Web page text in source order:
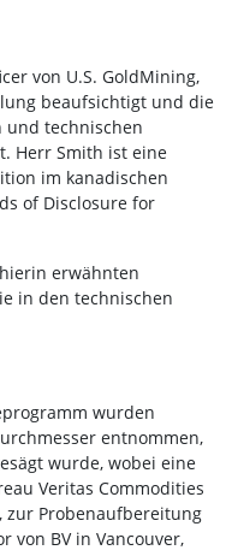
von U.S. GoldMining,
beaufsichtigt und die
technischen
Herr Smith ist eine
im kanadischen
of Disclosure for
erwähnten
in den technischen
wurden
entnommen,
wurde, wobei eine
Veritas Commodities
zur Probenaufbereitung
von BV in Vancouver,